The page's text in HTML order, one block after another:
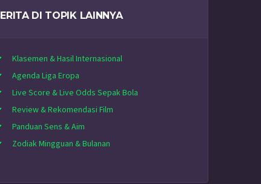
DI TOPIK LAINNYA
Klasemen & Hasil Internasional
Agenda Liga Eropa
Live Score & Live Odds Sepak Bola
Review & Rekomendasi Film
Panduan Sens & Aim
Zodiak Mingguan & Bulanan